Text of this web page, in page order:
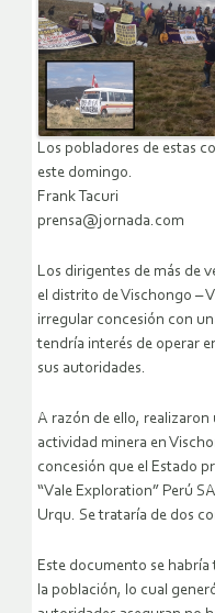
Los pobladores de estas
este domingo.
Frank Tacuri
prensa@jornada.com
Los dirigentes de más de
el distrito de Vischongo –
irregular concesión con
tendría interés de operar
sus autoridades.
A razón de ello,
actividad minera en
concesión que el Estado
“Vale Exploration” Perú
Urqu. Se trataría de dos
Este documento se
la población, lo cual